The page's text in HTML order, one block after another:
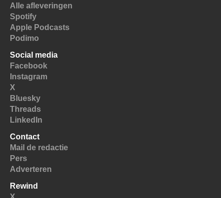
Alle afleveringen
Spotify
Apple Podcasts
Podimo
Social media
Facebook
Instagram
X
Bluesky
Threads
LinkedIn
Contact
Mail de redactie
Pers
Adverteren
Rewind